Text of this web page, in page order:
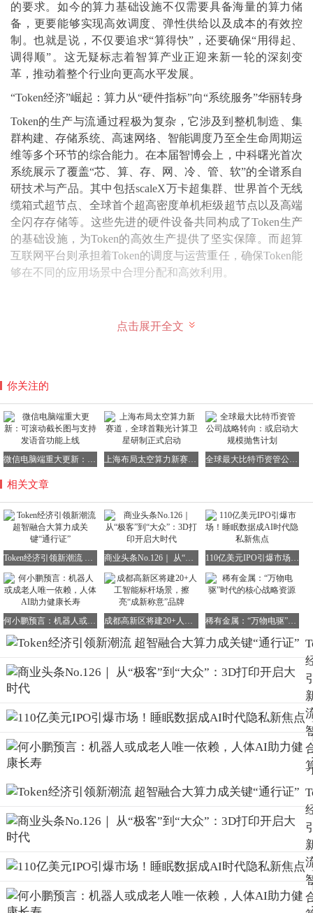
的要求。如今的算力基础设施不仅需要具备海量的算力储
备，更要能够实现高效调度、弹性供给以及成本的有效控
制。也就是说，不仅要追求“算得快”，还要确保“用得起、
调得顺”。这无疑标志着智算产业正迎来新一轮的深刻变
革，推动着整个行业向更高水平发展。
“Token经济”崛起：算力从“硬件指标”向“系统服务”华丽转身
Token的生产与流通过程极为复杂，它涉及到整机制造、集
群构建、存储系统、高速网络、智能调度乃至全生命周期运
维等多个环节的综合能力。在本届智博会上，中科曙光首次
系统展示了覆盖“芯、算、存、网、冷、管、软”的全谱系自
研技术与产品。其中包括scaleX万卡超集群、世界首个无线
缆箱式超节点、全球首个超高密度单机柜级超节点以及高端
全闪存存储等。这些先进的硬件设备共同构成了Token生产
的基础设施，为Token的高效生产提供了坚实保障。而超算
互联网平台则承担着Token的调度与运营重任，确保Token能
够在不同的应用场景中合理分配和高效利用。
目，为生命科学领域的研究提供了有力支持；利用4.5万卡
算力完成了414.7亿原子DFT精度模拟，在材料科学等领域
取得了重要突破；其AI4S计算集群规模更是已升级至60000
卡，并完成了70余项万卡规模测试。正是凭借如此庞大的算
力规模，中科曙光才得以在极宏观、极微观、极端条件、极
综合交叉的科学前沿领域不断取得新的突破，为推动科学进
步做出了重要贡献。
算力竞争步入新阶段：从单纯拼规模到注重拼效益
当算力基础设施初具规模之后，产业的关注点自然而然地转
向了如何让算力更高效地服务于实际业务。当前，算力体系
的评价维度正在发生显著变化。过去，人们主要关注理论峰
值算力，而现在则更加注重单位成本下的有效产出、系统响
应速度以及业务并发能力。这意味着算力基础设施必须进行
系统性重构，以更好地适配高并发、低延迟、低成本的实际
业务场景，满足不同行业和企业的多样化需求。
在这一趋势的推动下，中科曙光的超节点产品在单节点性能
整的软件栈，兼容主流开发环境，并预适配了大量常用模
型。用户无需进行复杂的配置，即可直接进行开发与部署，
大大缩短了从硬件配置到业务上线的周期。尤其对于中小企
点击展开全文
你关注的
微信电脑端重大更新：可滚动截长图与支持发语音功能上线 上海布局太空算力新赛道，全球首颗光计算卫星研制正式启动 全球最大比特币资管公司战略转向：或启动大规模抛售计划
相关文章
Token经济引领新潮流 超智融合大算力成关键“通行证” 商业头条No.126｜ 从“极客”到“大众”：3D打印开启大时代 110亿美元IPO引爆市场！睡眠数据成AI时代隐私新焦点
何小鹏预言：机器人或成老人唯一依赖，人体AI助力健康长寿 成都高新区将建20+人工智能标杆场景，擦亮“成新称意”品牌 稀有金属：“万物电驱”时代的核心战略资源